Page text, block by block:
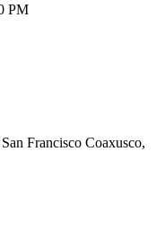
PM
Francisco Coaxusco,